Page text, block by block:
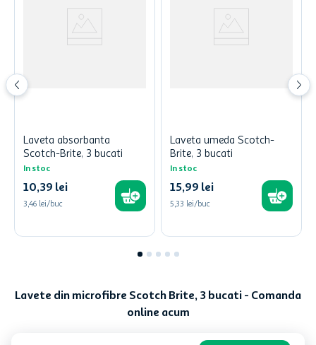
Laveta absorbanta
Scotch-Brite, 3 bucati
In stoc
10,39 lei
3,46 lei/buc
Laveta umeda Scotch-
Brite, 3 bucati
In stoc
15,99 lei
5,33 lei/buc
Lavete din microfibre Scotch Brite, 3 bucati - Comanda
online acum